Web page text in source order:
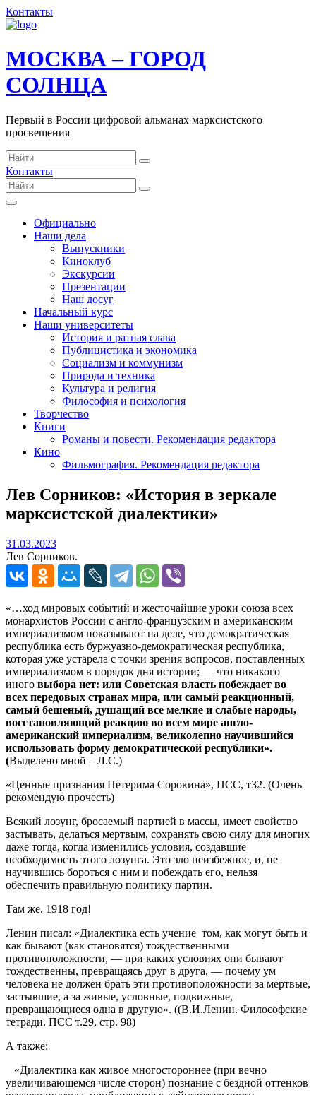
Контакты
МОСКВА – ГОРОД
СОЛНЦА
Первый в России цифровой альманах марксистского
просвещения
Контакты
Официально
Наши дела
Выпускники
Киноклуб
Экскурсии
Презентации
Наш досуг
Начальный курс
Наши университеты
История и ратная слава
Публицистика и экономика
Социализм и коммунизм
Природа и техника
Культура и религия
Философия и психология
Творчество
Книги
Романы и повести. Рекомендация редактора
Кино
Фильмография. Рекомендация редактора
Лев Сорников: «История в зеркале
марксистской диалектики»
31.03.202331.03.2023
Лев Сорников.
«…ход мировых событий и жесточайшие уроки союза всех
монархистов России с англо-французским и американским
империализмом показывают на деле, что демократическая
республика есть буржуазно-демократическая республика,
которая уже устарела с точки зрения вопросов, поставленных
империализмом в порядок дня истории; — что никакого
иного выбора нет: или Советская власть побеждает во
всех передовых странах мира, или самый реакционный,
самый бешеный, душащий все мелкие и слабые народы,
восстановляющий реакцию во всем мире англо-
американский империализм, великолепно научившийся
использовать форму демократической республики».
(Выделено мной – Л.С.)
«Ценные признания Петерима Сорокина», ПСС, т32. (Очень
рекомендую прочесть)
Всякий лозунг, бросаемый партией в массы, имеет свойство
застывать, делаться мертвым, сохранять свою силу для многих
даже тогда, когда изменились условия, создавшие
необходимость этого лозунга. Это зло неизбежное, и, не
научившись бороться с ним и побеждать его, нельзя
обеспечить правильную политику партии.
Там же. 1918 год!
Ленин писал: «Диалектика есть учение том, как могут быть и
как бывают (как становятся) тождественными
противоположности, — при каких условиях они бывают
тождественны, превращаясь друг в друга, — почему ум
человека не должен брать эти противоположности за мертвые,
застывшие, а за живые, условные, подвижные,
превращающиеся одна в другую». ((В.И.Ленин. Философские
тетради. ПСС т.29, стр. 98)
А также:
«Диалектика как живое многостороннее (при вечно
увеличивающемся числе сторон) познание с бездной оттенков